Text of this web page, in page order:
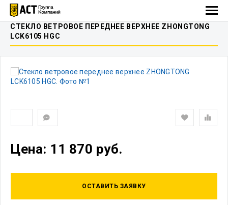
СТЕКЛО ВЕТРОВОЕ ПЕРЕДНЕЕ ВЕРХНЕЕ ZHONGTONG
LCK6105 HGC
Цена: 11 870 руб.
ОСТАВИТЬ ЗАЯВКУ